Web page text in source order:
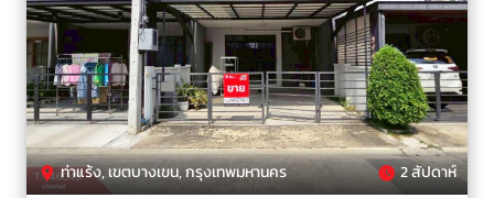
ท่าแร้ง, เขตบางเขน, กรุงเทพมหานคร 2 สัปดาห์